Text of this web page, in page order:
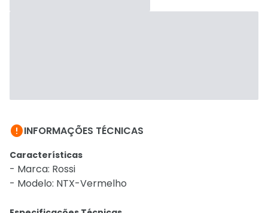
INFORMAÇÕES TÉCNICAS
Características
- Marca: Rossi
- Modelo: NTX-Vermelho